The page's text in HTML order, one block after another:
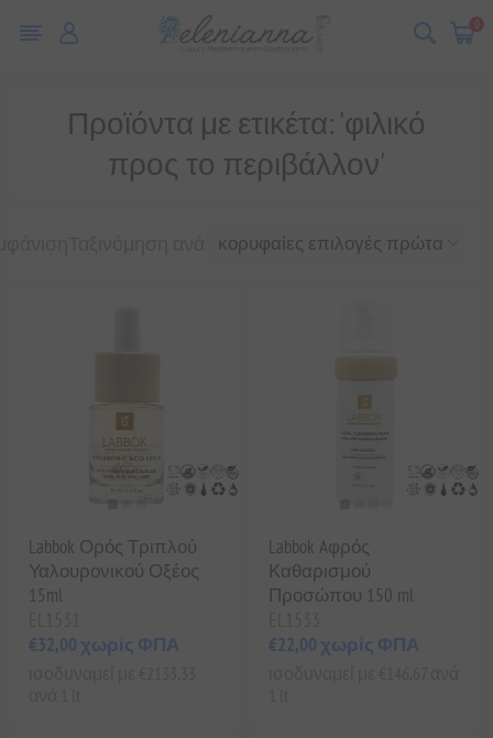
0
Προϊόντα με ετικέτα: 'φιλικό
προς το περιβάλλον'
Labbok Ορός Τριπλού
Υαλουρονικού Οξέος
15ml
€32,00 χωρίς ΦΠΑ
Labbok Aφρός
Καθαρισμού
Προσώπου 150 ml
€22,00 χωρίς ΦΠΑ